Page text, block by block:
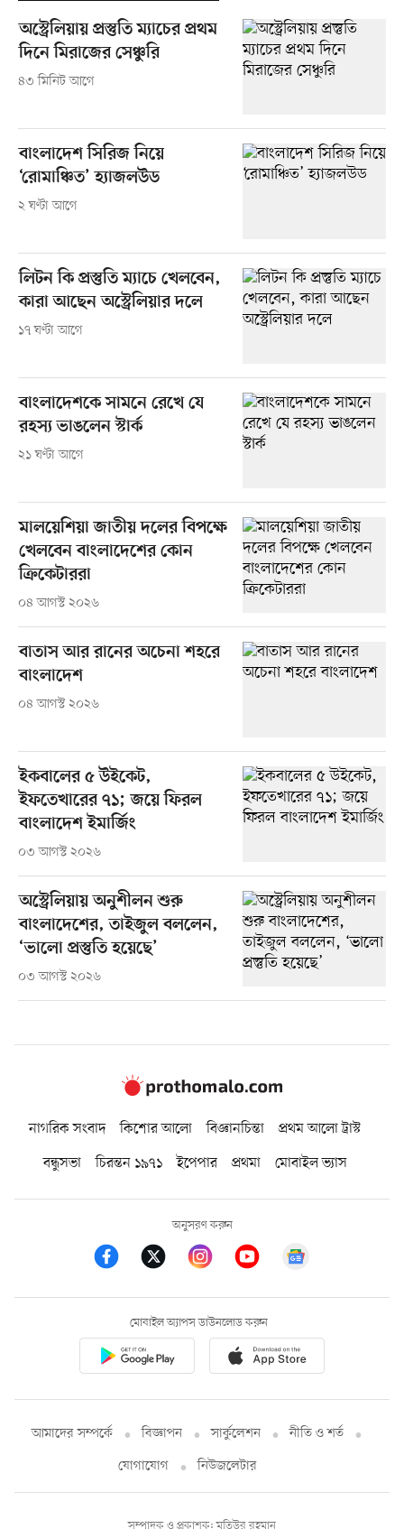
অস্ট্রেলিয়ায় প্রস্তুতি ম্যাচের প্রথম
দিনে মিরাজের সেঞ্চুরি
৪৩ মিনিট আগে
বাংলাদেশ সিরিজ নিয়ে
‘রোমাঞ্চিত’ হ্যাজলউড
২ ঘণ্টা আগে
লিটন কি প্রস্তুতি ম্যাচে খেলবেন,
কারা আছেন অস্ট্রেলিয়ার দলে
১৭ ঘণ্টা আগে
বাংলাদেশকে সামনে রেখে যে
রহস্য ভাঙলেন স্টার্ক
২১ ঘণ্টা আগে
মালয়েশিয়া জাতীয় দলের বিপক্ষে
খেলবেন বাংলাদেশের কোন
ক্রিকেটাররা
০৪ আগস্ট ২০২৬
বাতাস আর রানের অচেনা শহরে
বাংলাদেশ
০৪ আগস্ট ২০২৬
ইকবালের ৫ উইকেট,
ইফতেখারের ৭১; জয়ে ফিরল
বাংলাদেশ ইমার্জিং
০৩ আগস্ট ২০২৬
অস্ট্রেলিয়ায় অনুশীলন শুরু
বাংলাদেশের, তাইজুল বললেন,
‘ভালো প্রস্তুতি হয়েছে’
০৩ আগস্ট ২০২৬
নাগরিক সংবাদ কিশোর আলো বিজ্ঞানচিন্তা
প্রথম আলো ট্রাস্ট
বন্ধুসভা
চিরন্তন ১৯৭১ ইপেপার প্রথমা মোবাইল ভ্যাস
অনুসরণ করুন
মোবাইল অ্যাপস ডাউনলোড করুন
আমাদের সম্পর্কে বিজ্ঞাপন সার্কুলেশন
নীতি ও শর্ত
যোগাযোগ
নিউজলেটার